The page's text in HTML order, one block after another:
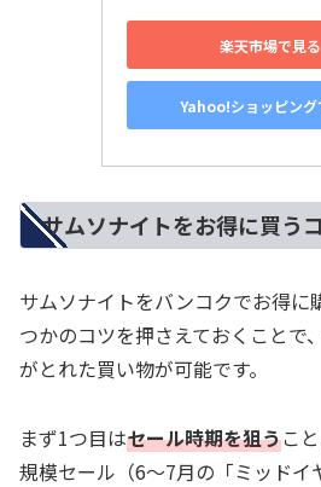
楽天市場で見る
Yahoo!ショッピング
サムソナイトをお得に買う
サムソナイトをバンコクでお得に
つかのコツを押さえておくことで
がとれた買い物が可能です。
まず1つ目はセール時期を狙うこ
規模セール（6〜7月の「ミッドイ